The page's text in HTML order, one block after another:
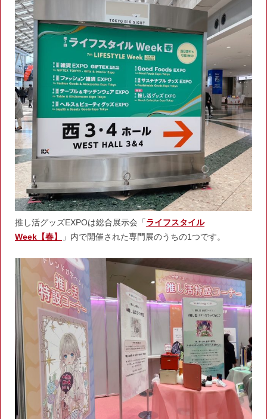
推し活グッズEXPOは総合展示会「ライフスタイル
Week【春】
」内で開催された専門展のうちの1つです。